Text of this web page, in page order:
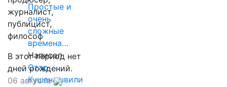
Простые и
очень
сложные
времена…
Написал
Отар
Кушанашвили
журналист,
публицист,
философ
В этот период нет
дней рождений.
06 августа